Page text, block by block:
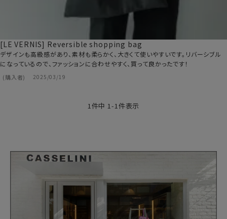
[LE VERNIS] Reversible shopping bag
購入者 2025/03/19
デザインも高級感があり、素材も柔らかく、大きくて使いやすいです。リバーシブル
になっているので、ファッションに合わせやすく、買って良かったです！
1件中 1-1件表示